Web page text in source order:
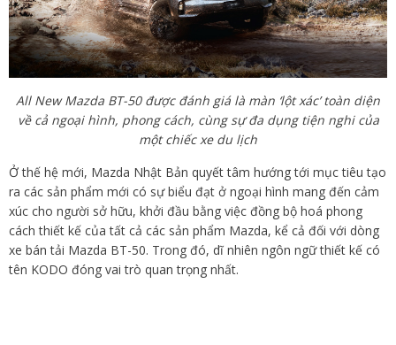
All New Mazda BT-50 được đánh giá là màn ‘lột xác’ toàn diện
về cả ngoại hình, phong cách, cùng sự đa dụng tiện nghi của
một chiếc xe du lịch
Ở thế hệ mới, Mazda Nhật Bản quyết tâm hướng tới mục tiêu tạo
ra các sản phẩm mới có sự biểu đạt ở ngoại hình mang đến cảm
xúc cho người sở hữu, khởi đầu bằng việc đồng bộ hoá phong
cách thiết kế của tất cả các sản phẩm Mazda, kể cả đối với dòng
xe bán tải Mazda BT-50. Trong đó, dĩ nhiên ngôn ngữ thiết kế có
tên KODO đóng vai trò quan trọng nhất.